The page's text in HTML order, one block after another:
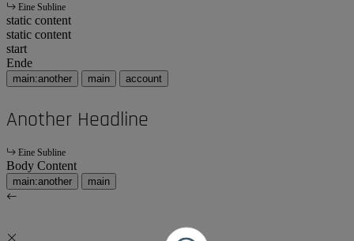
Eine Subline
static content
static content
start
Ende
main:another main account
Another Headline
Eine Subline
Body Content
main:another main